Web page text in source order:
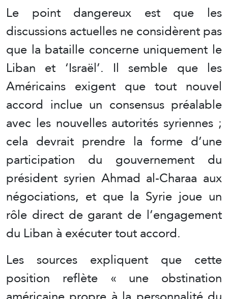
Le point dangereux est que les
discussions actuelles ne considèrent pas
que la bataille concerne uniquement le
Liban et ‘Israël’. Il semble que les
Américains exigent que tout nouvel
accord inclue un consensus préalable
avec les nouvelles autorités syriennes ;
cela devrait prendre la forme d’une
participation du gouvernement du
président syrien Ahmad al-Charaa aux
négociations, et que la Syrie joue un
rôle direct de garant de l’engagement
du Liban à exécuter tout accord.
Les sources expliquent que cette
position reflète « une obstination